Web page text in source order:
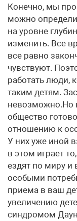
Конечно, мы
можно
на уровне
изменить. Все
все равно
чувствуют.
работать люди,
таким детям.
невозможно.Но
общество
отношению к
У них уже иной
в этом играет
ездят по миру и
особыми
приема в ваш
увеличению
синдромом